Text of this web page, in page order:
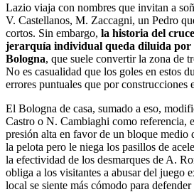
Lazio viaja con nombres que invitan a
V. Castellanos, M. Zaccagni, un Pedro
cortos. Sin embargo, la historia del
jerarquía individual queda diluida por
Bologna, que suele convertir la zona de
No es casualidad que los goles en estos
errores puntuales que por construcciones
El Bologna de casa, sumado a eso,
Castro o N. Cambiaghi como referencia,
presión alta en favor de un bloque medio
la pelota pero le niega los pasillos de
la efectividad de los desmarques de A.
obliga a los visitantes a abusar del juego
local se siente más cómodo para defender